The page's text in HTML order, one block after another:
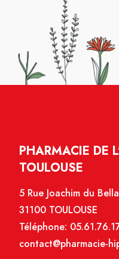
PHARMACIE DE
TOULOUSE
5 Rue Joachim du
31100 TOULOUSE
Téléphone:
contact@pharmacie-